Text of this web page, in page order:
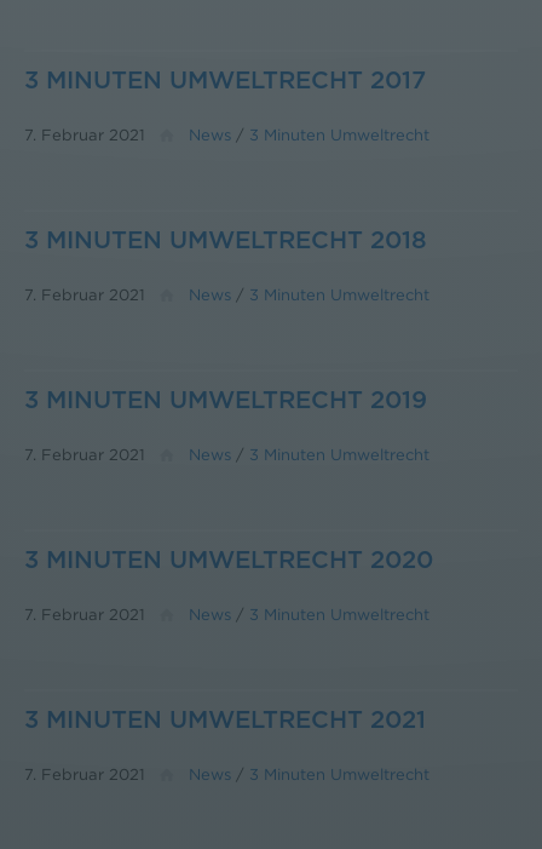
3 MINUTEN UMWELTRECHT 2017
7. Februar 2021 News / 3 Minuten Umweltrecht
3 MINUTEN UMWELTRECHT 2018
7. Februar 2021 News / 3 Minuten Umweltrecht
3 MINUTEN UMWELTRECHT 2019
7. Februar 2021 News / 3 Minuten Umweltrecht
3 MINUTEN UMWELTRECHT 2020
7. Februar 2021 News / 3 Minuten Umweltrecht
3 MINUTEN UMWELTRECHT 2021
7. Februar 2021 News / 3 Minuten Umweltrecht